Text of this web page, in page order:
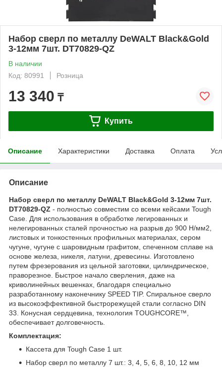
Набор сверл по металлу DeWALT Black&Gold
3-12мм 7шт. DT70829-QZ
В наличии
Код: 80991
Розница
13 340 ₸
Купить
Описание Характеристики Доставка Оплата
Описание
Набор сверл по металлу DeWALT Black&Gold 3-12мм 7шт.
DT70829-QZ - полностью совместим со всеми кейсами Tough
Case. Для использования в обработке легированных и
нелегированных сталей прочностью на разрыв до 900 Н/мм2,
листовых и тонкостенных профильных материалах, сером
чугуне, чугуне с шаровидным графитом, спеченном сплаве на
основе железа, никеля, латуни, древесины. Изготовлено
путем фрезерования из цельной заготовки, цилиндрическое,
праворезное. Быстрое начало сверления, даже на
криволинейных вешенках, благодаря специально
разработанному наконечнику SPEED TIP. Спиральное сверло
из высокоэффективной быстрорежущей стали согласно DIN
33. Конусная сердцевина, технология TOUGHCORE™,
обеспечивает долговечность.
Комплектация:
Кассета для Tough Case 1 шт.
Набор сверл по металлу 7 шт.: 3, 4, 5, 6, 8, 10, 12 мм